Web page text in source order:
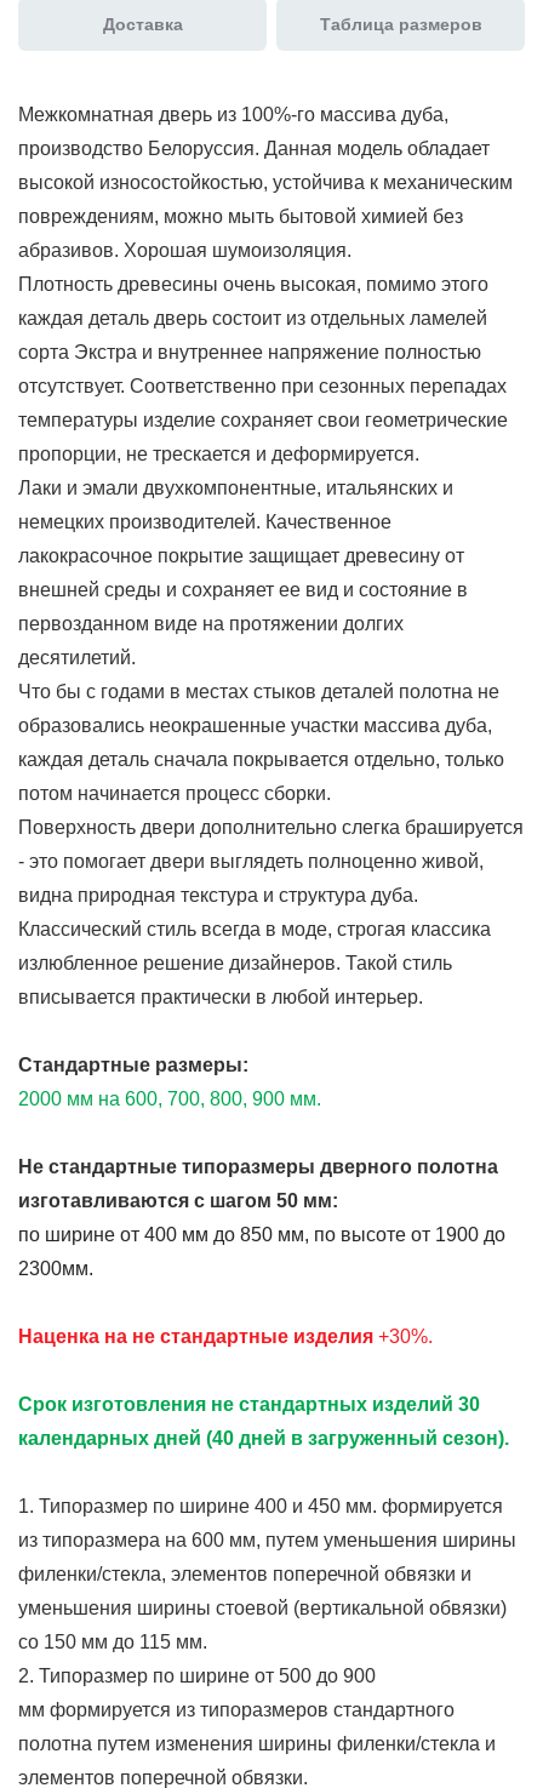
Доставка Таблица размеров
Межкомнатная дверь из 100%-го массива дуба,
производство Белоруссия. Данная модель обладает
высокой износостойкостью, устойчива к механическим
повреждениям, можно мыть бытовой химией без
абразивов. Хорошая шумоизоляция.
Плотность древесины очень высокая, помимо этого
каждая деталь дверь состоит из отдельных ламелей
сорта Экстра и внутреннее напряжение полностью
отсутствует. Соответственно при сезонных перепадах
температуры изделие сохраняет свои геометрические
пропорции, не трескается и деформируется.
Лаки и эмали двухкомпонентные, итальянских и
немецких производителей. Качественное
лакокрасочное покрытие защищает древесину от
внешней среды и сохраняет ее вид и состояние в
первозданном виде на протяжении долгих
десятилетий.
Что бы с годами в местах стыков деталей полотна не
образовались неокрашенные участки массива дуба,
каждая деталь сначала покрывается отдельно, только
потом начинается процесс сборки.
Поверхность двери дополнительно слегка брашируется
- это помогает двери выглядеть полноценно живой,
видна природная текстура и структура дуба.
Классический стиль всегда в моде, строгая классика
излюбленное решение дизайнеров. Такой стиль
вписывается практически в любой интерьер.
Стандартные размеры:
2000 мм на 600, 700, 800, 900 мм.
Не стандартные типоразмеры дверного полотна
изготавливаются с шагом 50 мм:
по ширине от 400 мм до 850 мм, по высоте от 1900 до
2300мм.
Наценка на не стандартные изделия +30%.
Срок изготовления не стандартных изделий 30
календарных дней (40 дней в загруженный сезон).
1. Типоразмер по ширине 400 и 450 мм. формируется
из типоразмера на 600 мм, путем уменьшения ширины
филенки/стекла, элементов поперечной обвязки и
уменьшения ширины стоевой (вертикальной обвязки)
со 150 мм до 115 мм.
2. Типоразмер по ширине от 500 до 900
мм формируется из типоразмеров стандартного
полотна путем изменения ширины филенки/стекла и
элементов поперечной обвязки.